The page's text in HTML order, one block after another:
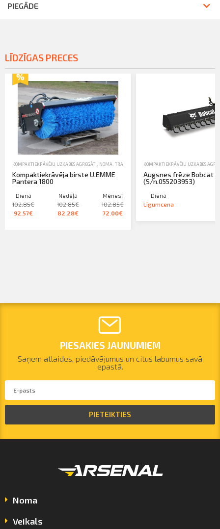
PIEGĀDE
LĪDZĪGAS PRECES
KOMPAKTIEKRĀVĒJU UZKABES AGREGĀTI NOMA TRAKTORTEHNIKAS UZKARES UN APRĪKOJUMS,
Kompaktiekrāvēja birste U.EMME
Pantera 1800
Dienā
102.85€
92.57€
Nedēļā
102.85€
82.28€
Mēnesī
102.85€
72.00€
KOMPAKTIEKRĀVĒJU UZKABES
Augsnes frēze Bobcat
(S/n.055203953)
Dienā
Līgumcena
PIESAKIES JAUNUMIEM
Saņem atlaides, piedāvājumus un citus labumus savā
epastā.
PIETEIKTIES
Noma
Veikals